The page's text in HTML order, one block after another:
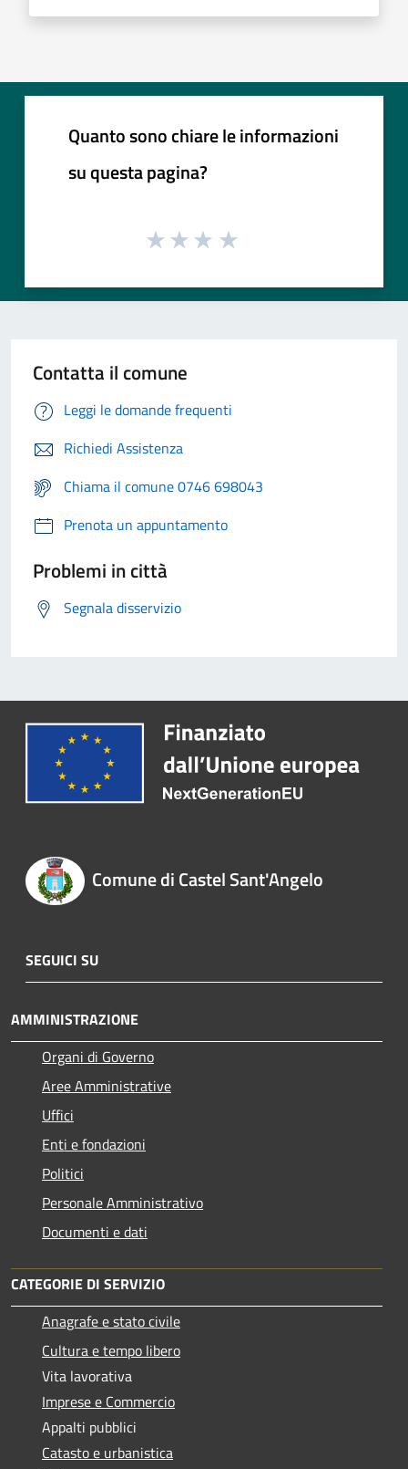
Quanto sono chiare le informazioni
su questa pagina?
Contatta il comune
Leggi le domande frequenti
Richiedi Assistenza
Chiama il comune 0746 698043
Prenota un appuntamento
Problemi in città
Segnala disservizio
Comune di Castel Sant'Angelo
SEGUICI SU
AMMINISTRAZIONE
Organi di Governo
Aree Amministrative
Uffici
Enti e fondazioni
Politici
Personale Amministrativo
Documenti e dati
CATEGORIE DI SERVIZIO
Anagrafe e stato civile
Cultura e tempo libero
Vita lavorativa
Imprese e Commercio
Appalti pubblici
Catasto e urbanistica